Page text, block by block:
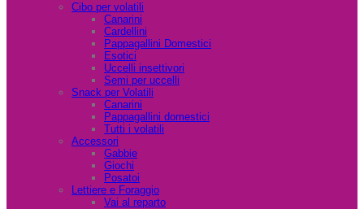
Cibo per volatili
Canarini
Cardellini
Pappagallini Domestici
Esotici
Uccelli insettivori
Semi per uccelli
Snack per Volatili
Canarini
Pappagallini domestici
Tutti i volatili
Accessori
Gabbie
Giochi
Posatoi
Lettiere e Foraggio
Vai al reparto